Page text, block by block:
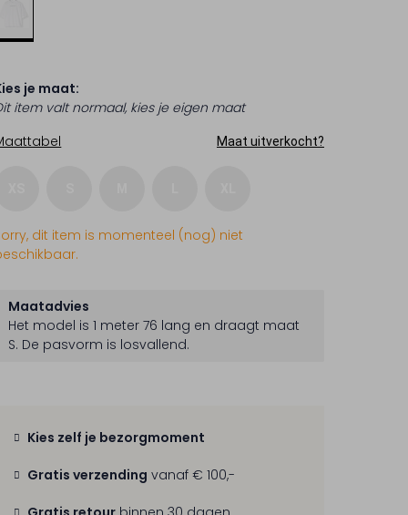
je maat:
item valt normaal, kies je eigen maat
Maat uitverkocht?
dit item is momenteel (nog) niet
Maatadvies
Het model is 1 meter 76 lang en draagt maat
S. De pasvorm is losvallend.
Kies zelf je bezorgmoment
Gratis verzending vanaf € 100,-